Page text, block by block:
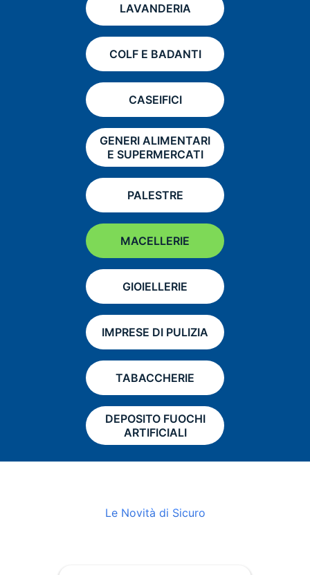
LAVANDERIA
COLF E BADANTI
CASEIFICI
GENERI ALIMENTARI
E SUPERMERCATI
PALESTRE
MACELLERIE
GIOIELLERIE
IMPRESE DI PULIZIA
TABACCHERIE
DEPOSITO FUOCHI
ARTIFICIALI
Le Novità di Sicuro